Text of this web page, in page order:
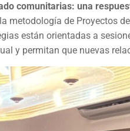
comunitarias: una
metodología de Proyectos
están orientadas a
y permitan que nuevas